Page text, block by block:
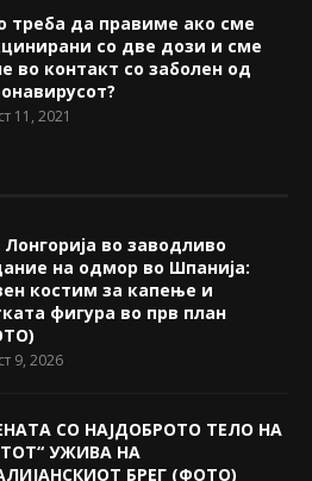
треба да правиме ако сме
со две дози и сме
во контакт со заболен од
11, 2021
Лонгорија во заводливо
на одмор во Шпанија:
костим за капење и
фигура во прв план
9, 2026
СО НАЈДОБРОТО ТЕЛО НА
УЖИВА НА
БРЕГ (ФОТО)